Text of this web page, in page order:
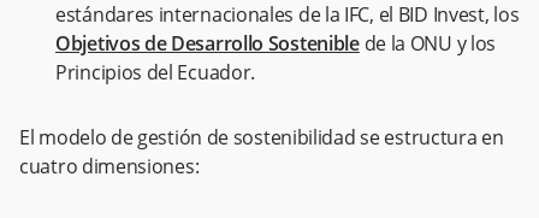
estándares internacionales de la IFC, el BID Invest, los
Objetivos de Desarrollo Sosteniblede la ONU y los
Principios del Ecuador.
El modelo de gestión de sostenibilidad se estructura en
cuatro dimensiones: